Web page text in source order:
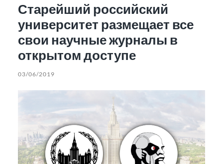
Старейший российский
университет размещает все
свои научные журналы в
открытом доступе
03/06/2019